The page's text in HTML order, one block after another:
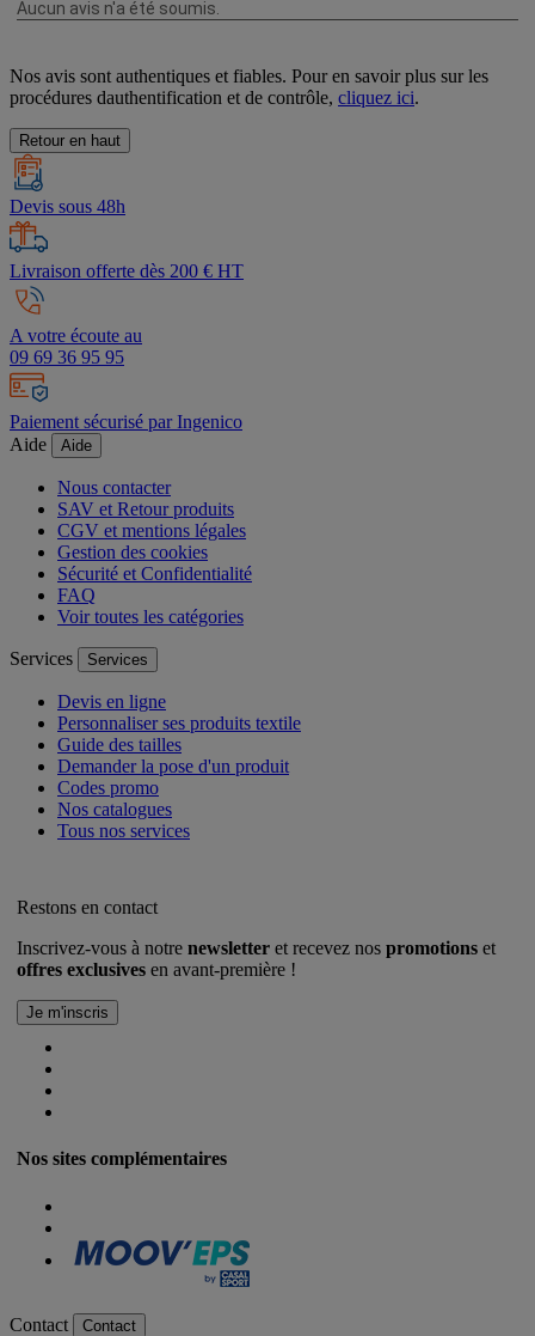
Nos avis sont authentiques et fiables. Pour en savoir plus sur les
procédures dauthentification et de contrôle, cliquez ici.
Retour en haut
Devis sous 48h
Livraison offerte dès 200 € HT
A votre écoute au
09 69 36 95 95
Paiement sécurisé par Ingenico
Aide
Aide
Nous contacter
SAV et Retour produits
CGV et mentions légales
Gestion des cookies
Sécurité et Confidentialité
FAQ
Voir toutes les catégories
Services Services
Devis en ligne
Personnaliser ses produits textile
Guide des tailles
Demander la pose d'un produit
Codes promo
Nos catalogues
Tous nos services
Restons en contact
Inscrivez-vous à notre newsletter et recevez nos promotions et
offres exclusives en avant-première !
Nos sites complémentaires
Contact Contact